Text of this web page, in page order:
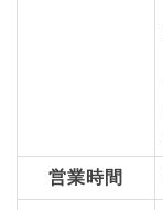
営業時間